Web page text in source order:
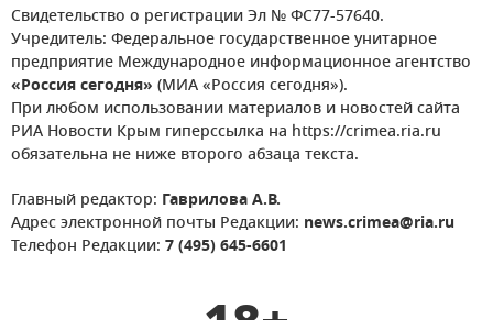
Свидетельство о регистрации Эл № ФС77-57640.
Учредитель: Федеральное государственное унитарное
предприятие Международное информационное агентство
«Россия сегодня» (МИА «Россия сегодня»).
При любом использовании материалов и новостей сайта
РИА Новости Крым гиперссылка на https://crimea.ria.ru
обязательна не ниже второго абзаца текста.
Главный редактор: Гаврилова А.В.
Адрес электронной почты Редакции: news.crimea@ria.ru
Телефон Редакции: 7 (495) 645-6601